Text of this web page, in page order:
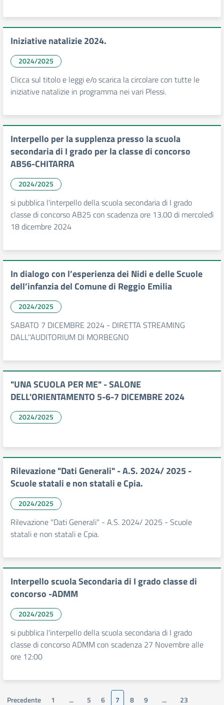
Iniziative natalizie 2024.
2024/2025
Clicca sul titolo e leggi e/o scarica la circolare con tutte le
iniziative natalizie in programma nei vari Plessi.
Interpello per la supplenza presso la scuola
secondaria di I grado per la classe di concorso
AB56-CHITARRA
2024/2025
si pubblica l'interpello della scuola secondaria di I grado
classe di concorso AB25 con scadenza ore 13.00 di mercoledì
18 dicembre 2024
In dialogo con l’esperienza dei Nidi e delle Scuole
dell’infanzia del Comune di Reggio Emilia
2024/2025
SABATO 7 DICEMBRE 2024 - DIRETTA STREAMING
DALL''AUDITORIUM DI MORBEGNO
"UNA SCUOLA PER ME" - SALONE
DELL'ORIENTAMENTO 5-6-7 DICEMBRE 2024
2024/2025
Rilevazione "Dati Generali" - A.S. 2024/ 2025 -
Scuole statali e non statali e Cpia.
2024/2025
Rilevazione "Dati Generali" - A.S. 2024/ 2025 - Scuole
statali e non statali e Cpia.
Interpello scuola Secondaria di I grado classe di
concorso -ADMM
2024/2025
si pubblica l'interpello della scuola secondaria di I grado
classe di concorso ADMM con scadenza 27 Novembre alle
ore 12:00
Precedente 1 ... 5 6 7 8 9 ... 23